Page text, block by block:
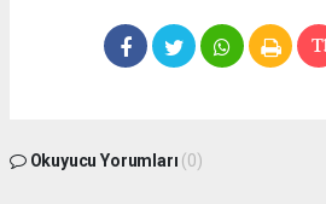
Okuyucu Yorumları (0)